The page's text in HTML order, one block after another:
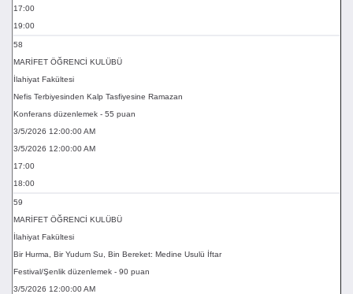
17:00
19:00
58
MARİFET ÖĞRENCİ KULÜBÜ
İlahiyat Fakültesi
Nefis Terbiyesinden Kalp Tasfiyesine Ramazan
Konferans düzenlemek - 55 puan
3/5/2026 12:00:00 AM
3/5/2026 12:00:00 AM
17:00
18:00
59
MARİFET ÖĞRENCİ KULÜBÜ
İlahiyat Fakültesi
Bir Hurma, Bir Yudum Su, Bin Bereket: Medine Usulü İftar
Festival/Şenlik düzenlemek - 90 puan
3/5/2026 12:00:00 AM